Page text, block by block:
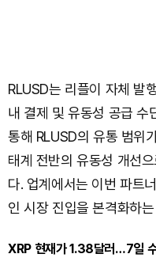
RLUSD는 리플이 자체 발
내 결제 및 유동성 공급 수
통해 RLUSD의 유통 범위
태계 전반의 유동성 개선
다. 업계에서는 이번 파트
인 시장 진입을 본격화하
XRP 현재가 1.38달러…7일